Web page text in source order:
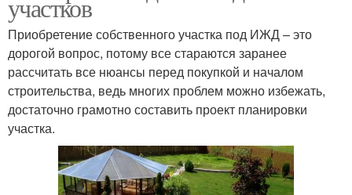
участков
Приобретение собственного участка под ИЖД – это
дорогой вопрос, потому все стараются заранее
рассчитать все нюансы перед покупкой и началом
строительства, ведь многих проблем можно избежать,
достаточно грамотно составить проект планировки
участка.